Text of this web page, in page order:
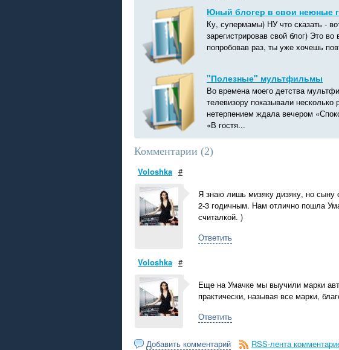
Юный блогер в свои неюные
Ку, супермамы) НУ что сказать -
зарегистрировав свой блог) Это
попробовав раз, ты уже хочешь
"Полезные" мультфильмы
Во времена моего детства
телевизору показывали
нетерпением ждала вечером
«В гостя...
Комментарии (2)
Voloshka #
Я знаю лишь мизяку дизяку, но сыну
2-3 годичным. Нам отлично пошла
считалкой. )
Ответить
Voloshka #
Еще на Умачке мы выучили марки
практически, называя все марки,
Ответить
Добавить комментарий RSS-лента